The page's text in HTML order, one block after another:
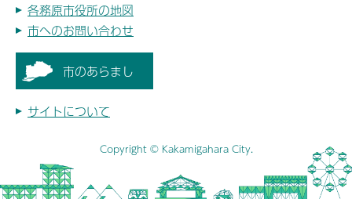
各務原市役所の地図
市へのお問い合わせ
市のあらまし
サイトについて
Copyright © Kakamigahara City.